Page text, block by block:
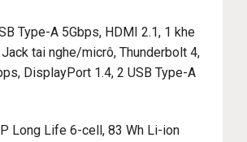
Type-A 5Gbps, HDMI 2.1, 1 khe
tai nghe/micrô, Thunderbolt 4,
DisplayPort 1.4, 2 USB Type-A
Long Life 6-cell, 83 Wh Li-ion